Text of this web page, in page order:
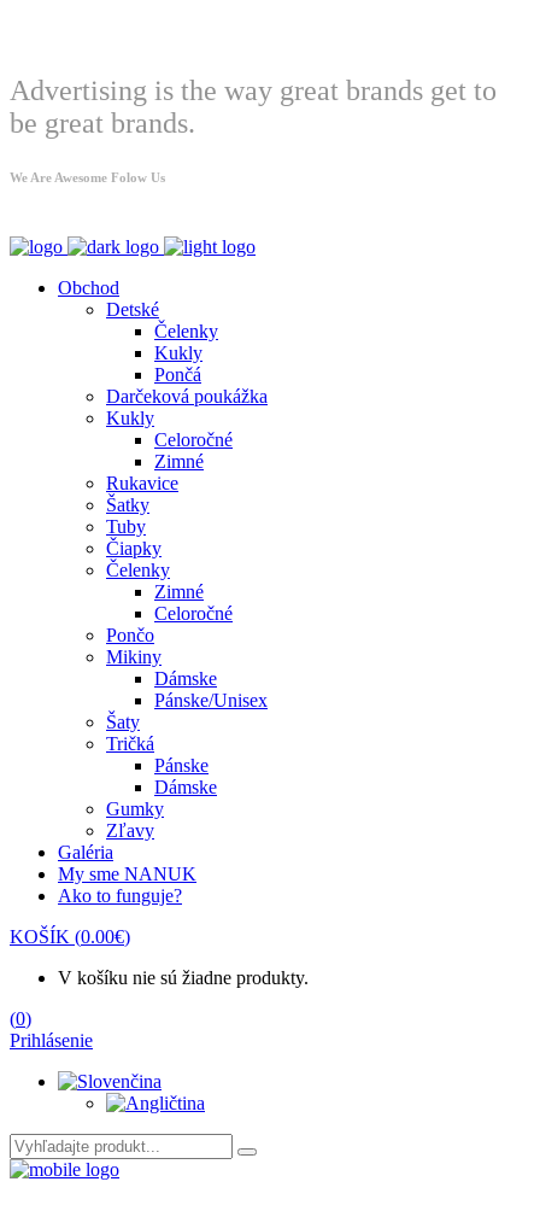
Advertising is the way great brands get to
be great brands.
We Are Awesome Folow Us
Obchod
Detské
Čelenky
Kukly
Pončá
Darčeková poukážka
Kukly
Celoročné
Zimné
Rukavice
Šatky
Tuby
Čiapky
Čelenky
Zimné
Celoročné
Pončo
Mikiny
Dámske
Pánske/Unisex
Šaty
Tričká
Pánske
Dámske
Gumky
Zľavy
Galéria
My sme NANUK
Ako to funguje?
KOŠÍK (0.00€)
V košíku nie sú žiadne produkty.
(0)
Prihlásenie